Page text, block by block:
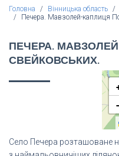
Головна Вінницька область
Печера. Мавзолей-каплиця
ПЕЧЕРА.
СВЕЙКОВСЬКИХ.
Село Печера розташоване